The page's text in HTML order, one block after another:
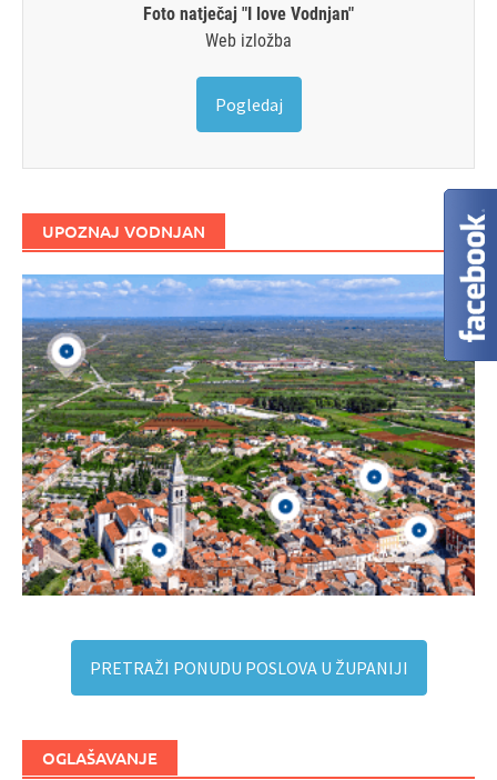
Foto natječaj "I love Vodnjan"
Web izložba
Pogledaj
UPOZNAJ VODNJAN
PRETRAŽI PONUDU POSLOVA U ŽUPANIJI
OGLAŠAVANJE